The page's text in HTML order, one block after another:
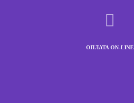
ОПЛАТА ON-LINE